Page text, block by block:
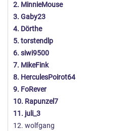
2. MinnieMouse
3. Gaby23
4. Dörthe
5. torstendlp
6. siwi9500
7. MikeFink
8. HerculesPoirot64
9. FoRever
10. Rapunzel7
11. juli_3
12. wolfgang